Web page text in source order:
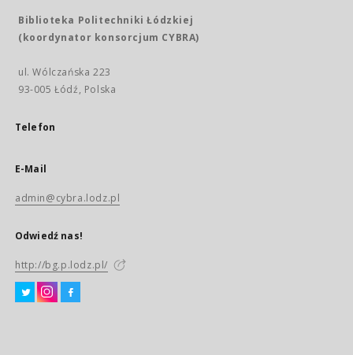
Biblioteka Politechniki Łódzkiej
(koordynator konsorcjum CYBRA)
ul. Wólczańska 223
93-005 Łódź, Polska
Telefon
E-Mail
admin@cybra.lodz.pl
Odwiedź nas!
http://bg.p.lodz.pl/